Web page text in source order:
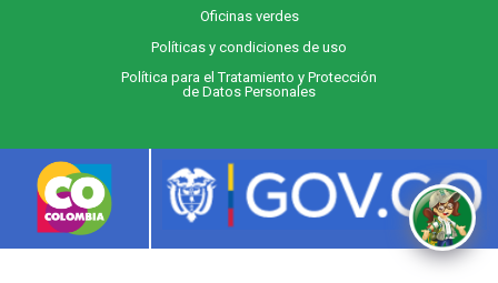
Oficinas verdes
Políticas y condiciones de uso
Política para el Tratamiento y Protección
de Datos Personales